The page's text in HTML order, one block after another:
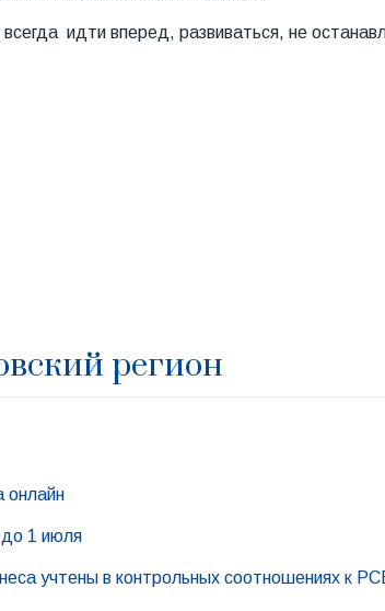
идти вперед, развиваться, не
регион
онлайн
до 1 июля
учтены в контрольных соотношениях к